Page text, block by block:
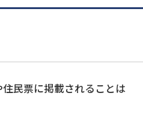
民票に掲載されることは